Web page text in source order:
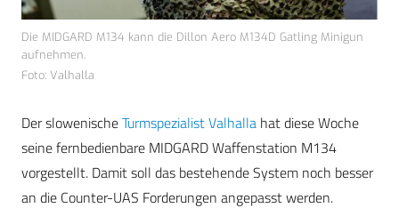
Die MIDGARD M134 kann die Dillon Aero M134D Gatling Minigun
aufnehmen.
Foto: Valhalla
Der slowenischeTurmspezialist Valhalla hat diese Woche
seine fernbedienbare MIDGARD Waffenstation M134
vorgestellt. Damit soll das bestehende System noch besser
an die Counter-UAS Forderungen angepasst werden.